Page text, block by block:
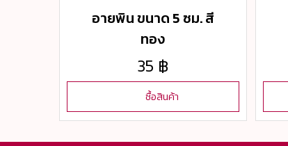
อายพิน ขนาด 5 ซม. สี
ทอง
35 ฿
ซื้อสินค้า